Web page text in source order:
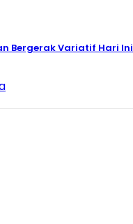
Bergerak Variatif Hari Ini